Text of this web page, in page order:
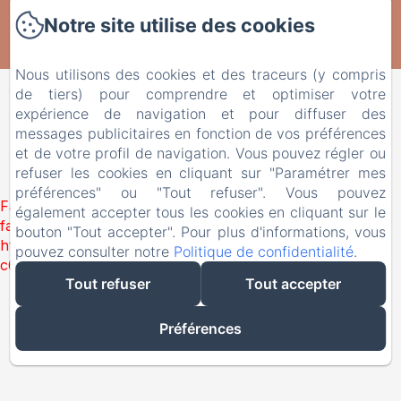
Failed to load BookingEngine/index: Loading chunk 1322
failed. (missing:
https://d1cmur5l0xva3h.cloudfront.net/packs/1322-
c6e932f9d3d27b65-1bf7c4dc6a241241.js)
Notre site utilise des cookies
Nous utilisons des cookies et des traceurs (y compris
de tiers) pour comprendre et optimiser votre
expérience de navigation et pour diffuser des
messages publicitaires en fonction de vos préférences
et de votre profil de navigation. Vous pouvez régler ou
refuser les cookies en cliquant sur "Paramétrer mes
préférences" ou "Tout refuser". Vous pouvez
également accepter tous les cookies en cliquant sur le
bouton "Tout accepter". Pour plus d'informations, vous
pouvez consulter notre Politique de confidentialité.
Tout refuser
Tout accepter
Préférences